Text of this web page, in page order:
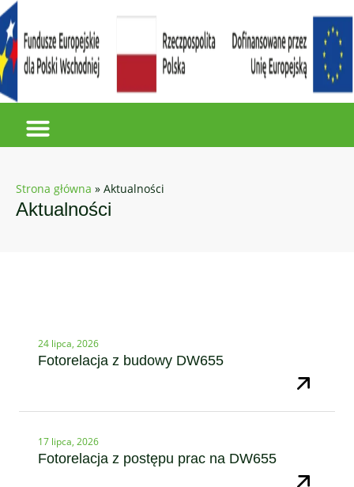
Strona główna » Aktualności
Aktualności
24 lipca, 2026
Fotorelacja z budowy DW655
17 lipca, 2026
Fotorelacja z postępu prac na DW655